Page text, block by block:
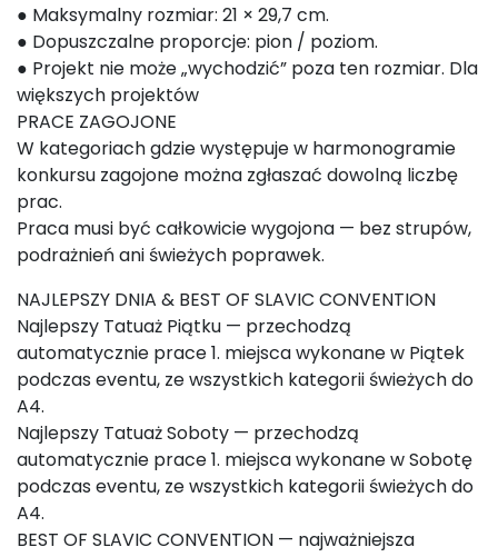
● Maksymalny rozmiar: 21 × 29,7 cm.
● Dopuszczalne proporcje: pion / poziom.
● Projekt nie może „wychodzić” poza ten rozmiar. Dla
większych projektów
PRACE ZAGOJONE
W kategoriach gdzie występuje w harmonogramie
konkursu zagojone można zgłaszać dowolną liczbę
prac.
Praca musi być całkowicie wygojona — bez strupów,
podrażnień ani świeżych poprawek.
NAJLEPSZY DNIA & BEST OF SLAVIC CONVENTION
Najlepszy Tatuaż Piątku — przechodzą
automatycznie prace 1. miejsca wykonane w Piątek
podczas eventu, ze wszystkich kategorii świeżych do
A4.
Najlepszy Tatuaż Soboty — przechodzą
automatycznie prace 1. miejsca wykonane w Sobotę
podczas eventu, ze wszystkich kategorii świeżych do
A4.
BEST OF SLAVIC CONVENTION — najważniejsza